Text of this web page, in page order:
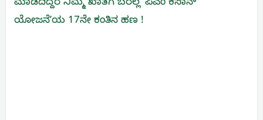
ಮಾಡದಿದ್ದರೆ ನಿಮ್ಮ ಖಾತೆಗೆ ಬರಲ್ಲ ʻಪಿಎಂ ಕಿಸಾನ್‌
ಯೋಜನೆʼಯ 17ನೇ ಕಂತಿನ ಹಣ !